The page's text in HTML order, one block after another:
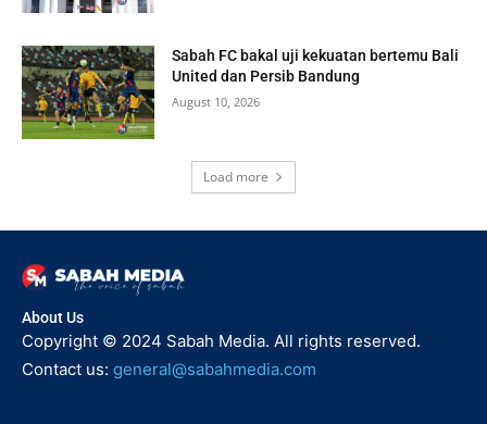
Sabah FC bakal uji kekuatan bertemu Bali
United dan Persib Bandung
August 10, 2026
Load more
About Us
Copyright © 2024 Sabah Media. All rights reserved.
Contact us: general@sabahmedia.com